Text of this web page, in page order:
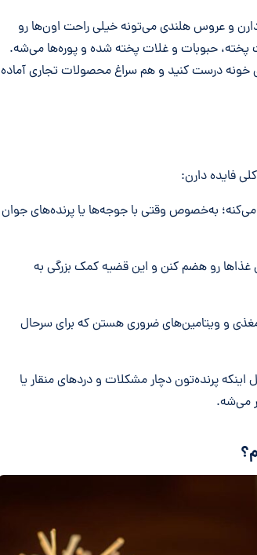
و عروس هلندی می‌تونه خیلی راحت اون‌ها رو
پخته، حبوبات و غلات پخته شده و پوره‌ها می‌شه.
خونه درست کنید و هم سراغ محصولات تجاری آماده
فایده دارن:
می‌کنه؛ به‌خصوص وقتی با جوجه‌ها یا پرنده‌های جوان
رو هضم کنن و این قضیه کمک بزرگی به
مغذی و ویتامین‌های ضروری هستن که برای سرحال
اینکه پرنده‌تون دچار مشکلات و دردهای منقار یا
می‌شه.